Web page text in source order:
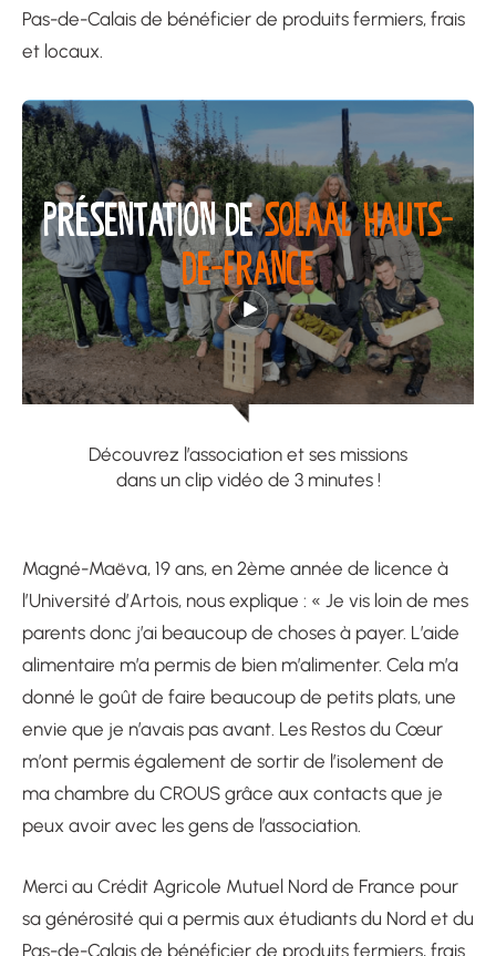
Pas-de-Calais de bénéficier de produits fermiers, frais
et locaux.
PRÉSENTATION DESOLAAL HAUTS-
DE-FRANCE
Découvrez l’association et ses missions
dans un clip vidéo de 3 minutes !
Magné-Maëva, 19 ans, en 2ème année de licence à
l’Université d’Artois, nous explique : « Je vis loin de mes
parents donc j’ai beaucoup de choses à payer. L’aide
alimentaire m’a permis de bien m’alimenter. Cela m’a
donné le goût de faire beaucoup de petits plats, une
envie que je n’avais pas avant. Les Restos du Cœur
m’ont permis également de sortir de l’isolement de
ma chambre du CROUS grâce aux contacts que je
peux avoir avec les gens de l’association.
Merci au Crédit Agricole Mutuel Nord de France pour
sa générosité qui a permis aux étudiants du Nord et du
Pas-de-Calais de bénéficier de produits fermiers, frais